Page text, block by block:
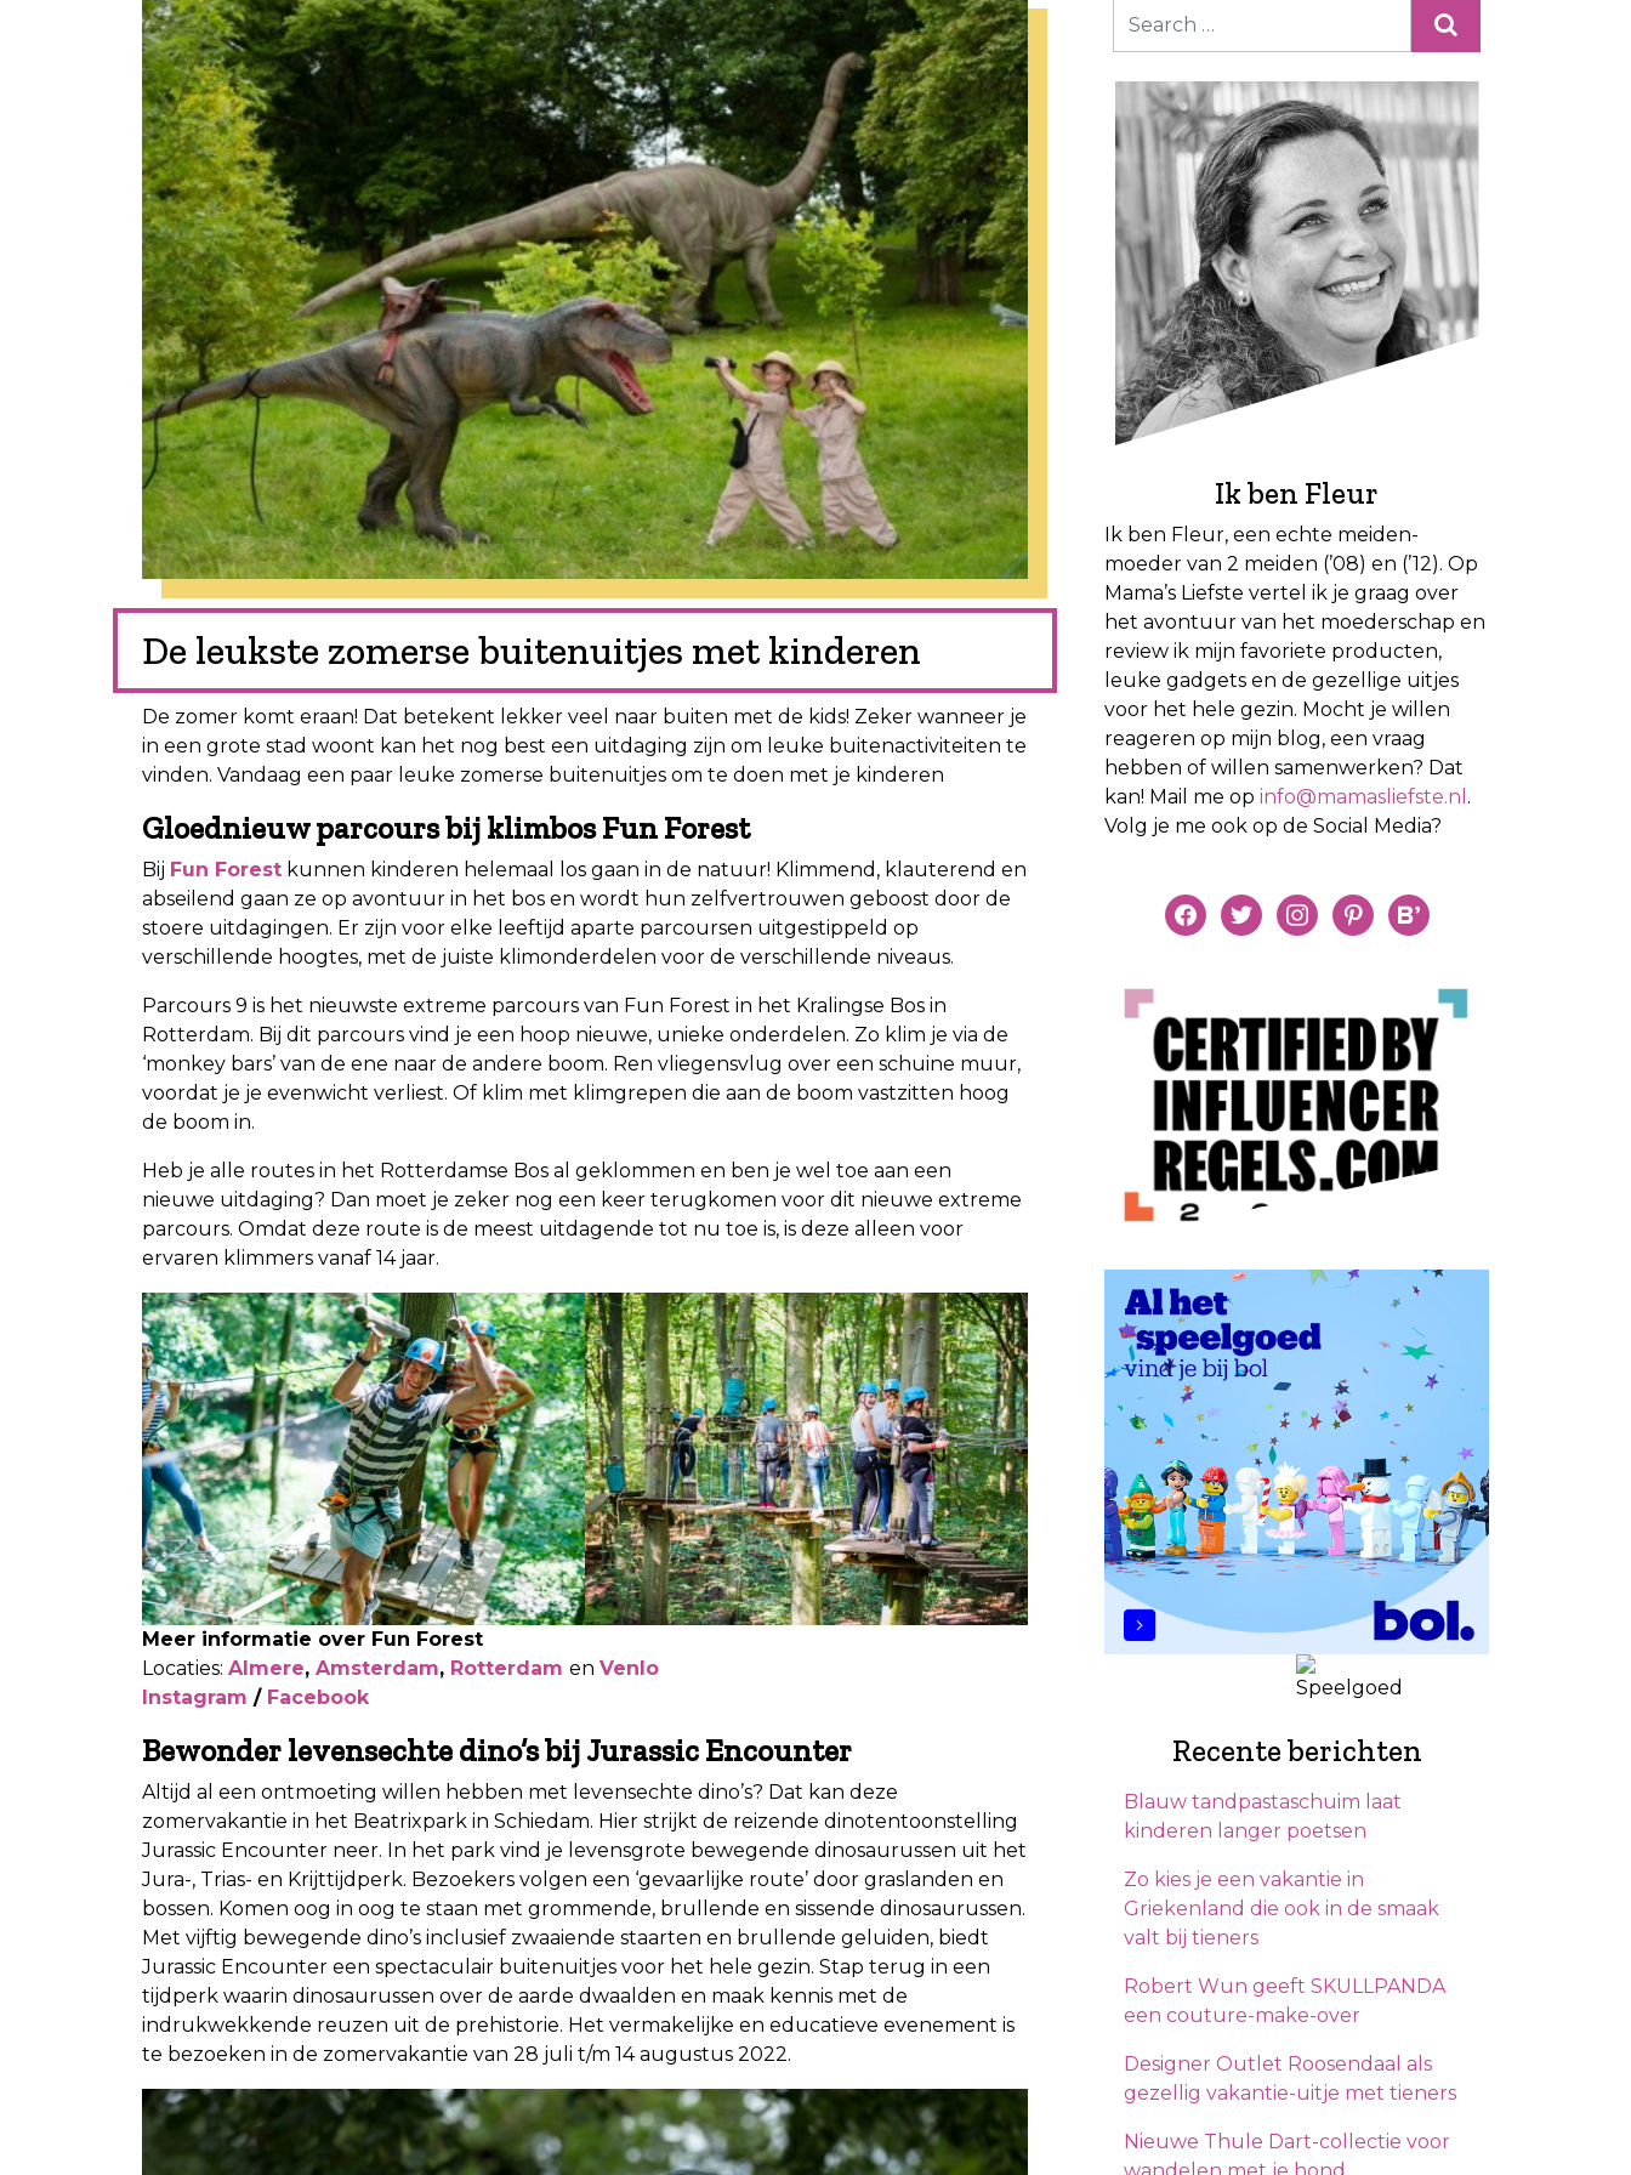
De leukste zomerse buitenuitjes met kinderen
De zomer komt eraan! Dat betekent lekker veel naar buiten met de kids! Zeker wanneer je
in een grote stad woont kan het nog best een uitdaging zijn om leuke buitenactiviteiten te
vinden. Vandaag een paar leuke zomerse buitenuitjes om te doen met je kinderen
Gloednieuw parcours bij klimbos Fun Forest
Bij Fun Forest kunnen kinderen helemaal los gaan in de natuur! Klimmend, klauterend en
abseilend gaan ze op avontuur in het bos en wordt hun zelfvertrouwen geboost door de
stoere uitdagingen. Er zijn voor elke leeftijd aparte parcoursen uitgestippeld op
verschillende hoogtes, met de juiste klimonderdelen voor de verschillende niveaus.
Parcours 9 is het nieuwste extreme parcours van Fun Forest in het Kralingse Bos in
Rotterdam. Bij dit parcours vind je een hoop nieuwe, unieke onderdelen. Zo klim je via de
‘monkey bars’ van de ene naar de andere boom. Ren vliegensvlug over een schuine muur,
voordat je je evenwicht verliest. Of klim met klimgrepen die aan de boom vastzitten hoog
de boom in.
Heb je alle routes in het Rotterdamse Bos al geklommen en ben je wel toe aan een
nieuwe uitdaging? Dan moet je zeker nog een keer terugkomen voor dit nieuwe extreme
parcours. Omdat deze route is de meest uitdagende tot nu toe is, is deze alleen voor
ervaren klimmers vanaf 14 jaar.
Meer informatie over Fun Forest
Locaties: Almere, Amsterdam, Rotterdam en Venlo
Instagram / Facebook
Bewonder levensechte dino’s bij Jurassic Encounter
Altijd al een ontmoeting willen hebben met levensechte dino’s? Dat kan deze
zomervakantie in het Beatrixpark in Schiedam. Hier strijkt de reizende dinotentoonstelling
Jurassic Encounter neer. In het park vind je levensgrote bewegende dinosaurussen uit het
Jura-, Trias- en Krijttijdperk. Bezoekers volgen een ‘gevaarlijke route’ door graslanden en
bossen. Komen oog in oog te staan met grommende, brullende en sissende dinosaurussen.
Met vijftig bewegende dino’s inclusief zwaaiende staarten en brullende geluiden, biedt
Jurassic Encounter een spectaculair buitenuitjes voor het hele gezin. Stap terug in een
tijdperk waarin dinosaurussen over de aarde dwaalden en maak kennis met de
indrukwekkende reuzen uit de prehistorie. Het vermakelijke en educatieve evenement is
te bezoeken in de zomervakantie van 28 juli t/m 14 augustus 2022.
Ik ben Fleur
Ik ben Fleur, een echte meiden-
moeder van 2 meiden (’08) en (’12). Op
Mama’s Liefste vertel ik je graag over
het avontuur van het moederschap en
review ik mijn favoriete producten,
leuke gadgets en de gezellige uitjes
voor het hele gezin. Mocht je willen
reageren op mijn blog, een vraag
hebben of willen samenwerken? Dat
kan! Mail me op info@mamasliefste.nl .
Volg je me ook op de Social Media?
facebooktwitterinstagrampinterestbloglovin
Recente berichten
Blauw tandpastaschuim laat
kinderen langer poetsen
Zo kies je een vakantie in
Griekenland die ook in de smaak
valt bij tieners
Robert Wun geeft SKULLPANDA
een couture-make-over
Designer Outlet Roosendaal als
gezellig vakantie-uitje met tieners
Nieuwe Thule Dart-collectie voor